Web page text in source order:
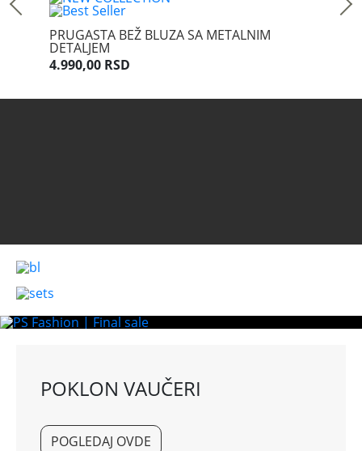
PRUGASTA BEŽ BLUZA SA METALNIM
DETALJEM
4.990,00 RSD
POKLON VAUČERI
POGLEDAJ OVDE